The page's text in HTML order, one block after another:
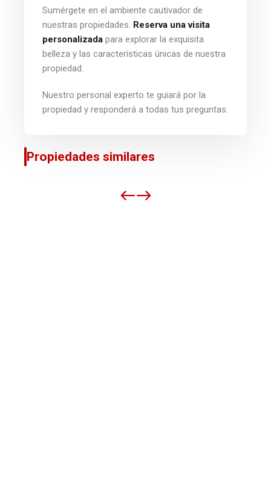
Sumérgete en el ambiente cautivador de
nuestras propiedades. Reserva una visita
personalizada para explorar la exquisita
belleza y las características únicas de nuestra
propiedad.
Nuestro personal experto te guiará por la
propiedad y responderá a todas tus preguntas.
Propiedades similares